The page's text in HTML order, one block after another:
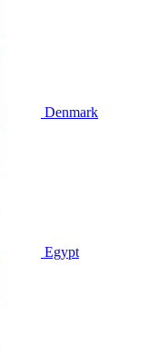
Denmark
Egypt